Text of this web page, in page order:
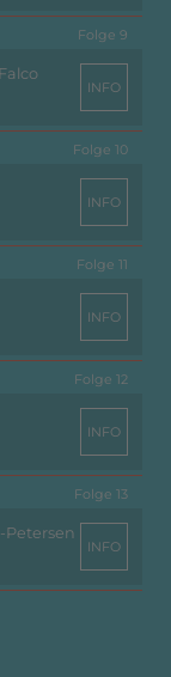
Folge 9
INFO
Folge 10
INFO
Folge 11
INFO
Folge 12
INFO
Folge 13
INFO